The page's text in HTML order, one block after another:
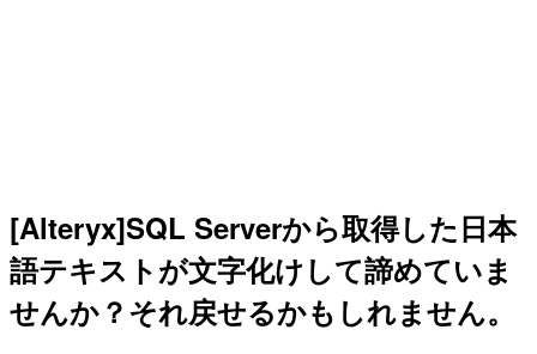
[Alteryx]SQL Serverから取得した日本
語テキストが文字化けして諦めていま
せんか？それ戻せるかもしれません。